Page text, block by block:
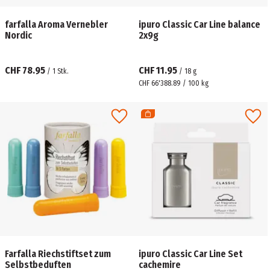
farfalla Aroma Vernebler
Nordic
CHF 78.95 / 1 Stk.
ipuro Classic Car Line balance
2x9g
CHF 11.95 / 18 g
CHF 66'388.89 / 100 kg
Farfalla Riechstiftset zum
Selbstbeduften
ipuro Classic Car Line Set
cachemire